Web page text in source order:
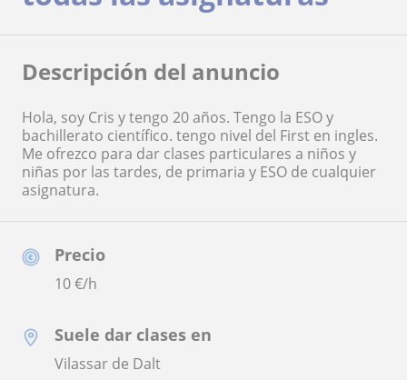
Precio
10€/h
Suele dar clases en
Vilassar de Dalt
Descripción del anuncio
Hola, soy Cris y tengo 20 años. Tengo la ESO y
bachillerato científico. tengo nivel del First en ingles.
Me ofrezco para dar clases particulares a niños y
niñas por las tardes, de primaria y ESO de cualquier
asignatura.